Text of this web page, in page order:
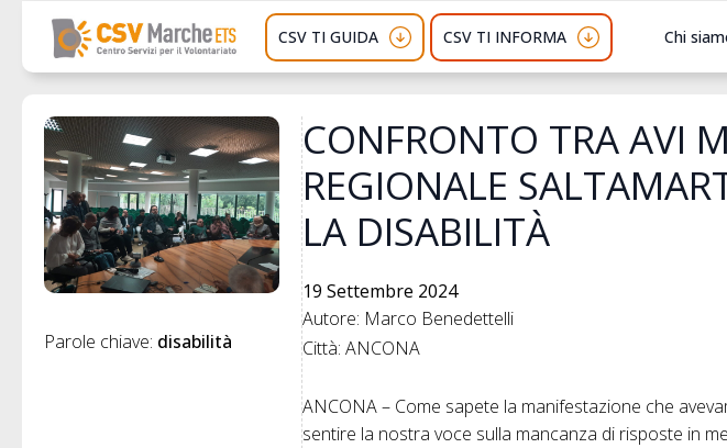
CSV TI GUIDA CSV TI INFORMA Chi
Parole chiave: disabilità
CONFRONTO TRA AVI
REGIONALE
LA DISABILITÀ
19 Settembre 2024
Autore: Marco Benedettelli
Città: ANCONA
ANCONA – Come sapete la manifestazione che
sentire la nostra voce sulla mancanza di risposte in